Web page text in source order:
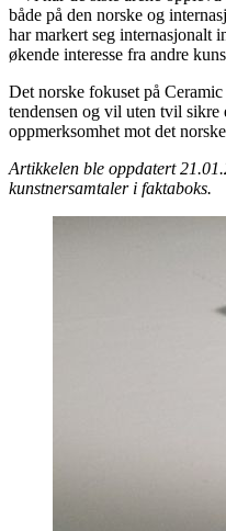
både på den norske og
har markert seg internasjonalt
økende interesse fra andre
Det norske fokuset på
tendensen og vil uten tvil sikre
oppmerksomhet mot det
Artikkelen ble oppdatert
kunstnersamtaler i faktaboks.